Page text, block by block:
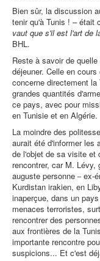
Bien sûr, la discussion
tenir qu'à Tunis ! – était
vaut que s'il est l'art de
BHL.
Reste à savoir de
déjeuner. Celle en
concerne directement
grandes quantités
ce pays, avec pour
en Tunisie et en Algérie.
La moindre des
aurait été d'informer les
de l'objet de sa visite et
rencontrer, car M.
auguste personne – ex-
Kurdistan irakien, en
inaperçue, dans un
menaces terroristes,
rencontrer des
aux frontières de la
importante rencontre
suspicions... Et c'est